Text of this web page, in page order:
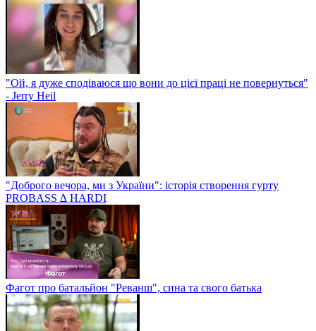
"Ой, я дуже сподіваюся що вони до цієї праці не повернуться"
- Jerry Heil
"Доброго вечора, ми з України": історія створення гурту
PROBASS ∆ HARDI
Фагот про батальйон "Реванш", сина та свого батька